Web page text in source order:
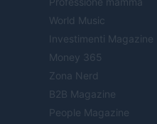
World Music
Investimenti Magazine
Money 365
Zona Nerd
B2B Magazine
People Magazine